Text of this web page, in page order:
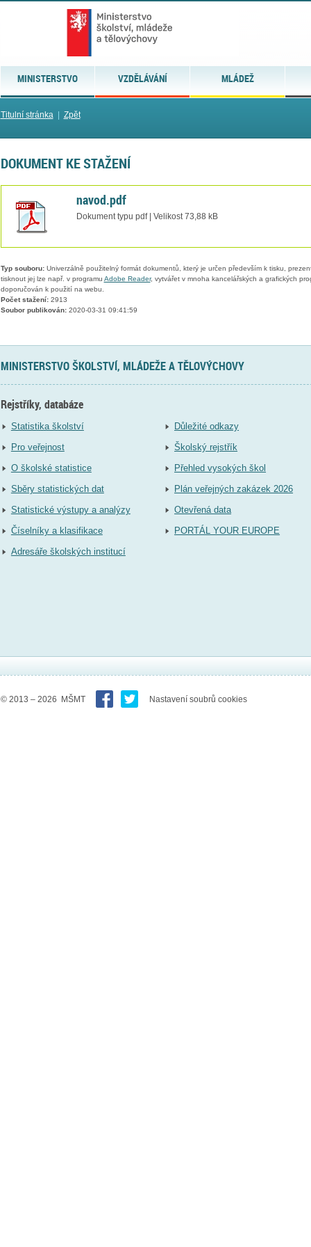
MINISTERSTVO VZDĚLÁVÁNÍ MLÁDEŽ
Titulní stránka| Zpět
DOKUMENT KE STAŽENÍ
navod.pdf
Dokument typu pdf | Velikost 73,88 kB
Typ souboru:Univerzálně použitelný formát dokumentů, který je určen především k tisku,
tisknout jej lze např. v programu Adobe Reader, vytvářet v mnoha kancelářských a grafických
doporučován k použití na webu.
Počet stažení:2913
Soubor publikován:2020-03-31 09:41:59
MINISTERSTVO ŠKOLSTVÍ, MLÁDEŽE A TĚLOVÝCHOVY
Rejstříky, databáze
Statistika školství
Pro veřejnost
O školské statistice
Sběry statistických dat
Statistické výstupy a analýzy
Číselníky a klasifikace
Adresáře školských institucí
Důležité odkazy
Školský rejstřík
Přehled vysokých škol
Plán veřejných zakázek 2026
Otevřená data
PORTÁL YOUR EUROPE
© 2013 – 2026 MŠMT Nastavení soubrů cookies